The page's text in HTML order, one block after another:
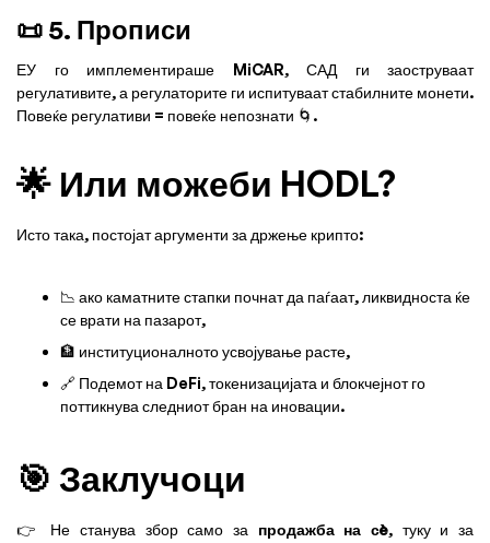
📜 5. Прописи
ЕУ го имплементираше MiCAR, САД ги заоструваат
регулативите, а регулаторите ги испитуваат стабилните монети.
Повеќе регулативи = повеќе непознати 🌀.
🌟 Или можеби HODL?
Исто така, постојат аргументи за држење крипто:
📉 ако каматните стапки почнат да паѓаат, ликвидноста ќе
се врати на пазарот,
🏦 институционалното усвојување расте,
🔗 Подемот на DeFi, токенизацијата и блокчејнот го
поттикнува следниот бран на иновации.
🎯 Заклучоци
👉 Не станува збор само за продажба на сè, туку и за